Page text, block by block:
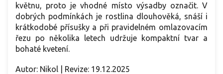
květnu, proto je vhodné místo výsadby označit. V
dobrých podmínkách je rostlina dlouhověká, snáší i
krátkodobé přísušky a při pravidelném omlazovacím
řezu po několika letech udržuje kompaktní tvar a
bohaté kvetení.
Autor: Nikol | Revize: 19.12.2025